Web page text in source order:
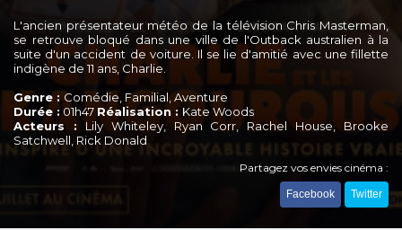
L'ancien présentateur météo de la télévision Chris Masterman,
se retrouve bloqué dans une ville de l'Outback australien à la
suite d'un accident de voiture. Il se lie d'amitié avec une fillette
indigène de 11 ans, Charlie.
Genre : Comédie, Familial, Aventure
Durée : 01h47 Réalisation : Kate Woods
Acteurs : Lily Whiteley, Ryan Corr, Rachel House, Brooke
Satchwell, Rick Donald
Partagez vos envies cinéma :
Facebook Twitter